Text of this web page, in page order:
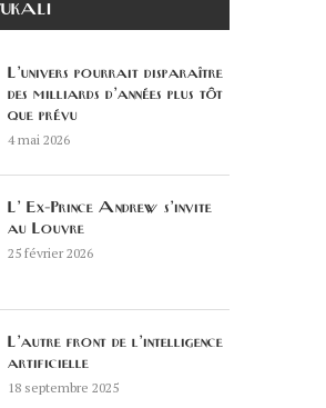
L’univers pourrait disparaître
des milliards d’années plus tôt
que prévu
4 mai 2026
L’ Ex-Prince Andrew s’invite
au Louvre
25 février 2026
L’autre front de l’intelligence
artificielle
18 septembre 2025